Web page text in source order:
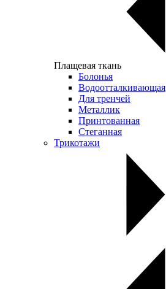
Плащевая ткань
Болонья
Водоотталкивающая
Для тренчей
Металлик
Принтованная
Стеганная
Трикотажи